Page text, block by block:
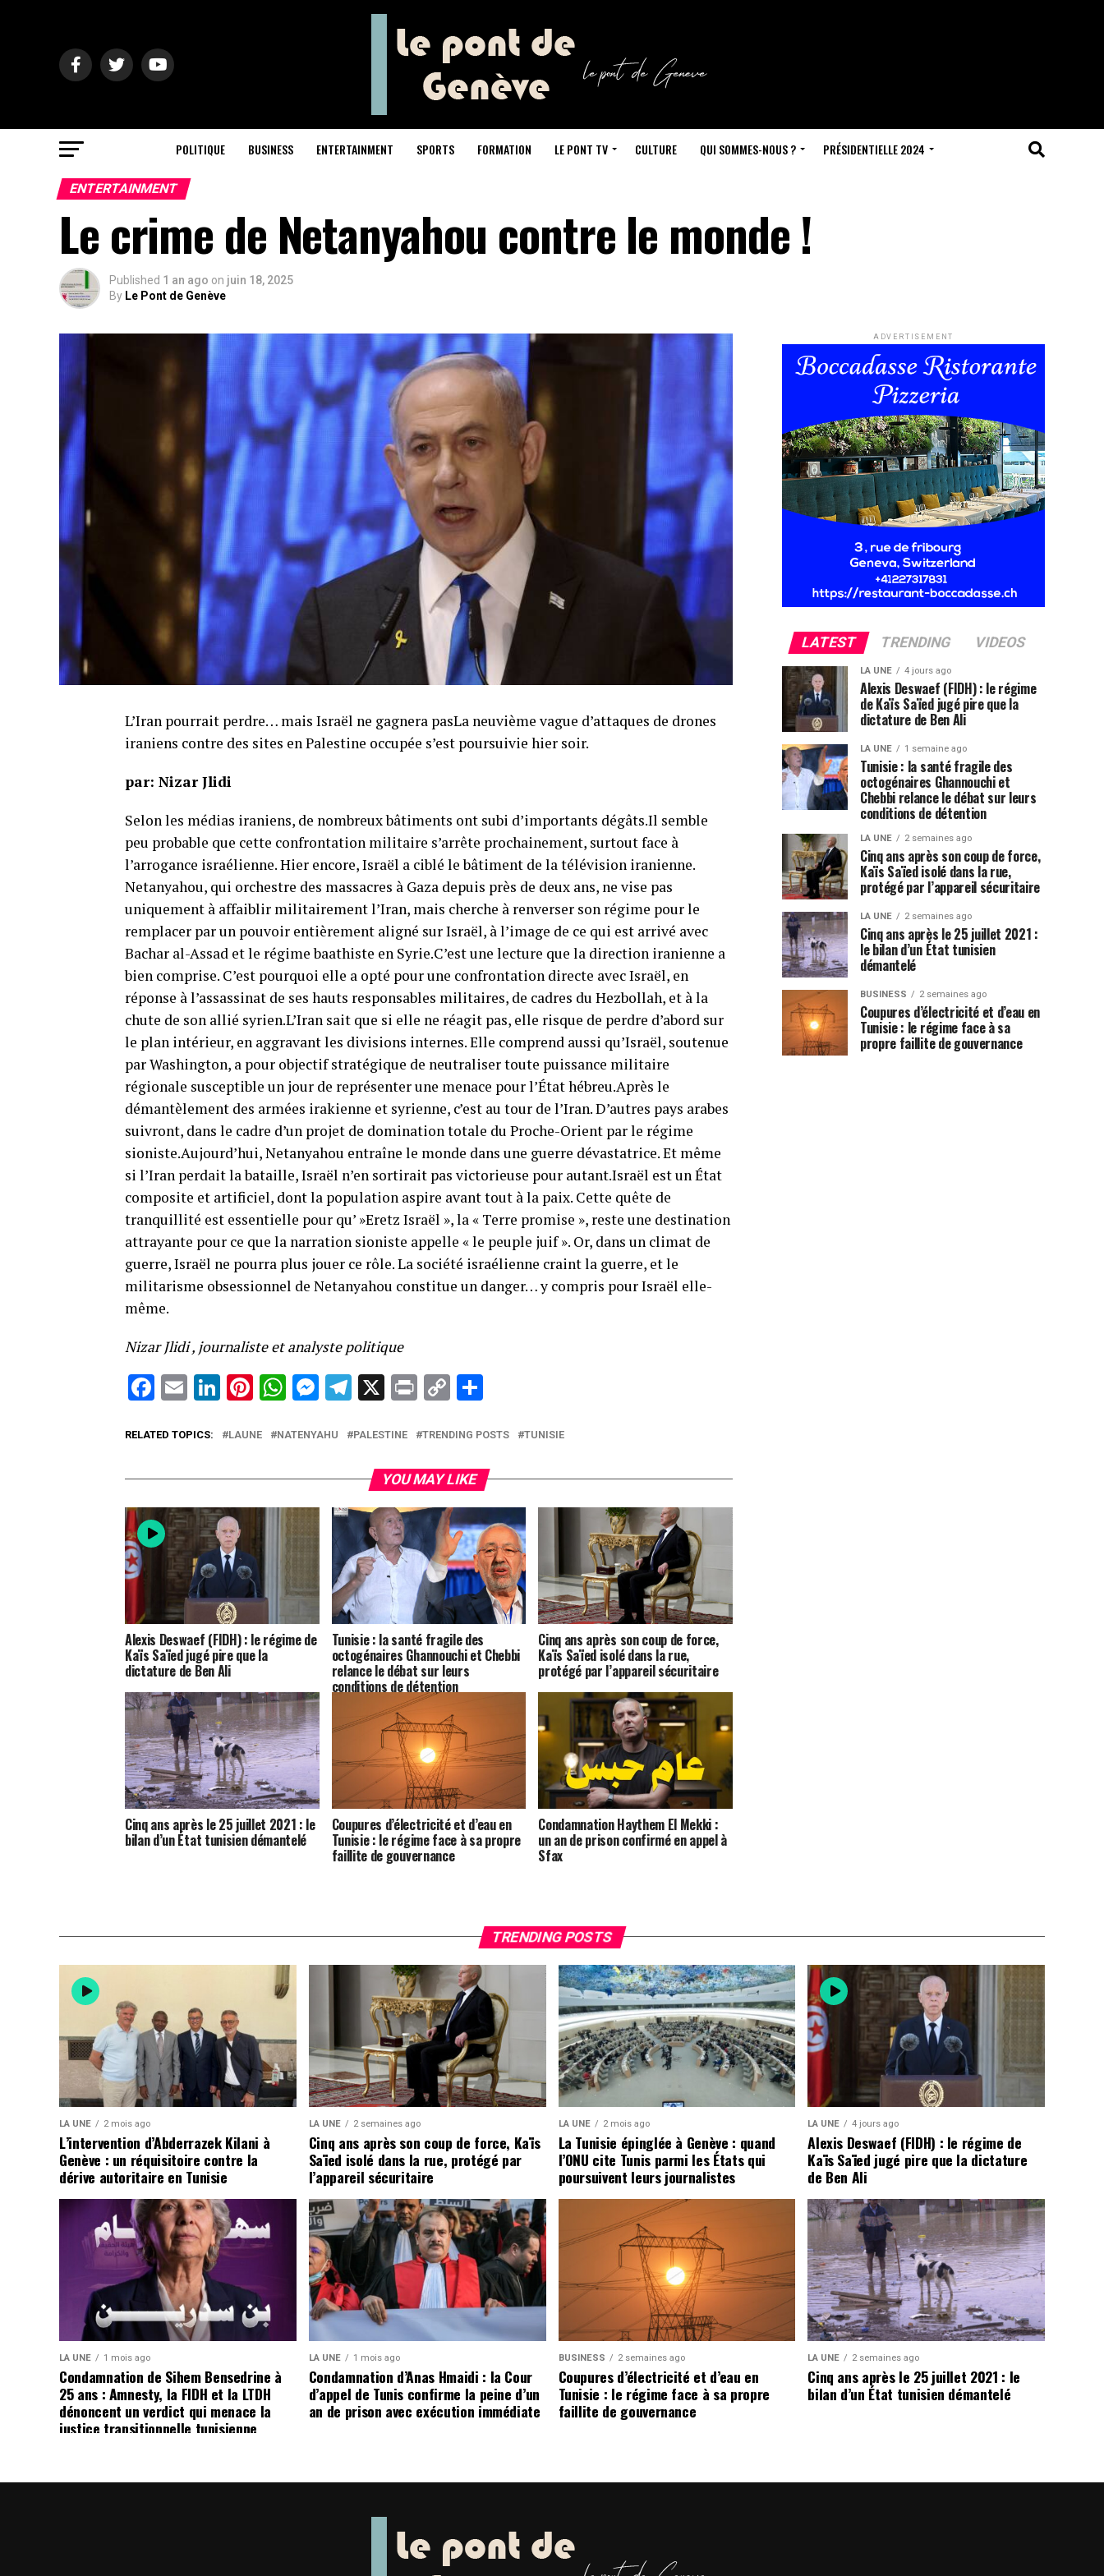
POLITIQUE BUSINESS ENTERTAINMENT SPORTS FORMATION LE PONT TV CULTURE QUI SOMMES-NOUS ? PRÉSIDENTIELLE 2024
ENTERTAINMENT
Le crime de Netanyahou contre le monde !
Published 1 an ago on juin 18, 2025
By Le Pont de Genève
L’Iran pourrait perdre… mais Israël ne gagnera pasLa neuvième vague d’attaques de drones
iraniens contre des sites en Palestine occupée s’est poursuivie hier soir.
par: Nizar Jlidi
Selon les médias iraniens, de nombreux bâtiments ont subi d’importants dégâts.Il semble
peu probable que cette confrontation militaire s’arrête prochainement, surtout face à
l’arrogance israélienne. Hier encore, Israël a ciblé le bâtiment de la télévision iranienne.
Netanyahou, qui orchestre des massacres à Gaza depuis près de deux ans, ne vise pas
uniquement à affaiblir militairement l’Iran, mais cherche à renverser son régime pour le
remplacer par un pouvoir entièrement aligné sur Israël, à l’image de ce qui est arrivé avec
Bachar al-Assad et le régime baathiste en Syrie.C’est une lecture que la direction iranienne a
bien comprise. C’est pourquoi elle a opté pour une confrontation directe avec Israël, en
réponse à l’assassinat de ses hauts responsables militaires, de cadres du Hezbollah, et à la
chute de son allié syrien.L’Iran sait que si elle ne réagit pas, elle risque de perdre d’abord sur
le plan intérieur, en aggravant les divisions internes. Elle comprend aussi qu’Israël, soutenue
par Washington, a pour objectif stratégique de neutraliser toute puissance militaire
régionale susceptible un jour de représenter une menace pour l’État hébreu.Après le
démantèlement des armées irakienne et syrienne, c’est au tour de l’Iran. D’autres pays arabes
suivront, dans le cadre d’un projet de domination totale du Proche-Orient par le régime
sioniste.Aujourd’hui, Netanyahou entraîne le monde dans une guerre dévastatrice. Et même
si l’Iran perdait la bataille, Israël n’en sortirait pas victorieuse pour autant.Israël est un État
composite et artificiel, dont la population aspire avant tout à la paix. Cette quête de
tranquillité est essentielle pour qu’ »Eretz Israël », la « Terre promise », reste une destination
attrayante pour ce que la narration sioniste appelle « le peuple juif ». Or, dans un climat de
guerre, Israël ne pourra plus jouer ce rôle. La société israélienne craint la guerre, et le
militarisme obsessionnel de Netanyahou constitue un danger… y compris pour Israël elle-
même.
Nizar Jlidi , journaliste et analyste politique
Facebook
EmailLinkedIn
Pinterest
WhatsApp
Messenger
Telegram
X PrintCopy
RELATED TOPICS: LAUNE NATENYAHU PALESTINE TRENDING POSTS TUNISIE
YOU MAY LIKE
Alexis Deswaef (FIDH) : le régime de
Kaïs Saïed jugé pire que la
dictature de Ben Ali
Tunisie : la santé fragile des
octogénaires Ghannouchi et Chebbi
relance le débat sur leurs
conditions de détention
Cinq ans après son coup de force,
Kaïs Saïed isolé dans la rue,
protégé par l’appareil sécuritaire
Cinq ans après le 25 juillet 2021 : le
bilan d’un État tunisien démantelé
Coupures d’électricité et d’eau en
Tunisie : le régime face à sa propre
faillite de gouvernance
Condamnation Haythem El Mekki :
un an de prison confirmé en appel à
Sfax
ADVERTISEMENT
LATEST TRENDING VIDEOS
LA UNE 4 jours ago
Alexis Deswaef (FIDH) : le régime
de Kaïs Saïed jugé pire que la
dictature de Ben Ali
LA UNE 1 semaine ago
Tunisie : la santé fragile des
octogénaires Ghannouchi et
Chebbi relance le débat sur leurs
conditions de détention
LA UNE 2 semaines ago
Cinq ans après son coup de force,
Kaïs Saïed isolé dans la rue,
protégé par l’appareil sécuritaire
LA UNE 2 semaines ago
Cinq ans après le 25 juillet 2021 :
le bilan d’un État tunisien
démantelé
BUSINESS 2 semaines ago
Coupures d’électricité et d’eau en
Tunisie : le régime face à sa
propre faillite de gouvernance
TRENDING POSTS
LA UNE 2 mois ago
L’intervention d’Abderrazek Kilani à
Genève : un réquisitoire contre la
dérive autoritaire en Tunisie
LA UNE 2 semaines ago
Cinq ans après son coup de force, Kaïs
Saïed isolé dans la rue, protégé par
l’appareil sécuritaire
LA UNE 2 mois ago
La Tunisie épinglée à Genève : quand
l’ONU cite Tunis parmi les États qui
poursuivent leurs journalistes
LA UNE 4 jours ago
Alexis Deswaef (FIDH) : le régime de
Kaïs Saïed jugé pire que la dictature
de Ben Ali
LA UNE 1 mois ago
Condamnation de Sihem Bensedrine à
25 ans : Amnesty, la FIDH et la LTDH
dénoncent un verdict qui menace la
justice transitionnelle tunisienne
LA UNE 1 mois ago
Condamnation d’Anas Hmaidi : la Cour
d’appel de Tunis confirme la peine d’un
an de prison avec exécution immédiate
BUSINESS 2 semaines ago
Coupures d’électricité et d’eau en
Tunisie : le régime face à sa propre
faillite de gouvernance
LA UNE 2 semaines ago
Cinq ans après le 25 juillet 2021 : le
bilan d’un État tunisien démantelé